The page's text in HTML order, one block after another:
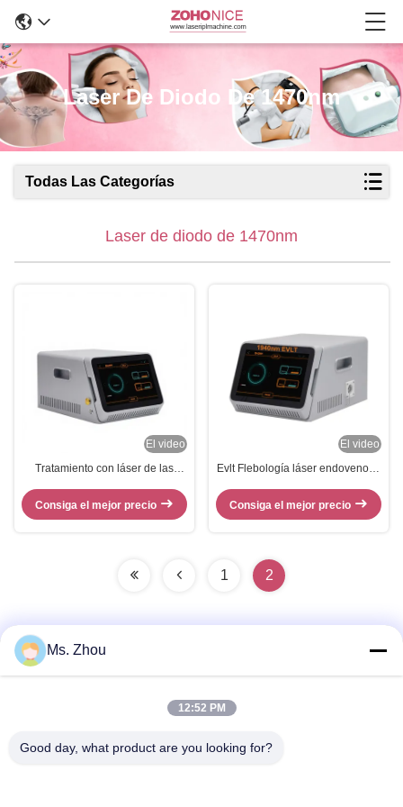
Laser De Diodo De 1470nm
Todas Las Categorías
Laser de diodo de 1470nm
El video
Tratamiento con láser de las
EVLT 1940NM Máquina de láser
de diodo
Consiga el mejor precio
El video
Evlt Flebología láser endovenoso
máquina láser
Consiga el mejor precio
1 2
Camino de No.58 Dazhuang, calle de TianGongYuan,
Ms. Zhou
12:52 PM
Good day, what product are you looking for?